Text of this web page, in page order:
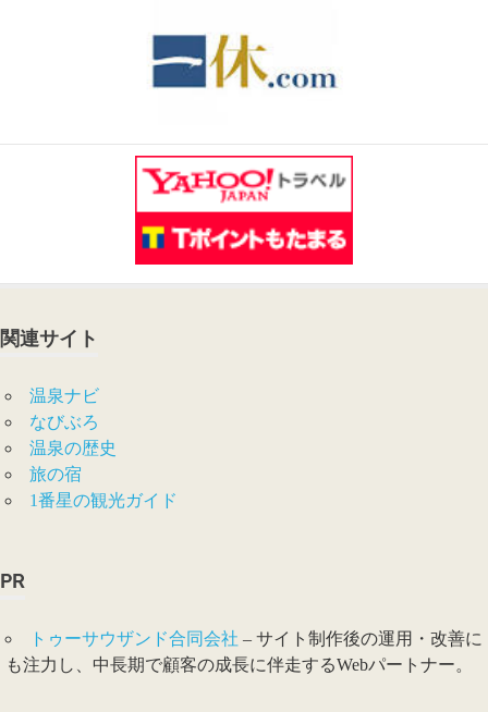
関連サイト
温泉ナビ
なびぶろ
温泉の歴史
旅の宿
1番星の観光ガイド
PR
トゥーサウザンド合同会社 – サイト制作後の運用・改善に
も注力し、中長期で顧客の成長に伴走するWebパートナー。